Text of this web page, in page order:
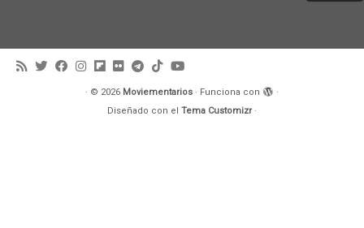
· © 2026 Moviementarios · Funciona con
·
Diseñado con el Tema Customizr·